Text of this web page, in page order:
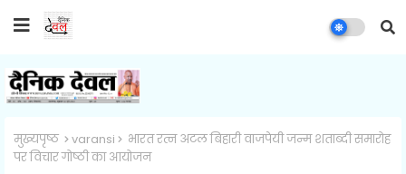
मुख्यपृष्ठ varansi
भारत रत्न अटल बिहारी वाजपेयी जन्म शताब्दी समारोह
पर विचार गोष्ठी का आयोजन